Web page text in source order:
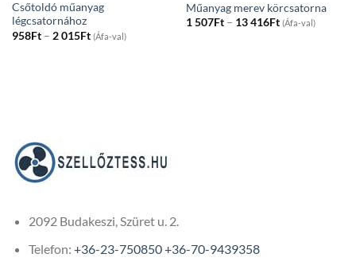
Csőtoldó műanyag
légcsatornához
958Ft – 2 015FtPrice
range:
(Áfa-val)
Műanyag merev körcsatorna
1 507Ft – 13 416FtPrice
range:
(Áfa-val)
2092 Budakeszi, Szüret u. 2.
Telefon: +36-23-750850+36-70-9439358